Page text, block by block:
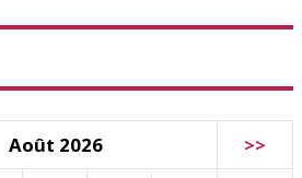
Août 2026 >>